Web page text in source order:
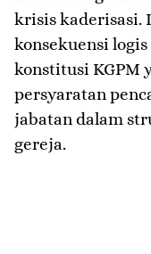
krisis kaderisasi.
konsekuensi
konstitusi KGPM
persyaratan
jabatan dalam
gereja.